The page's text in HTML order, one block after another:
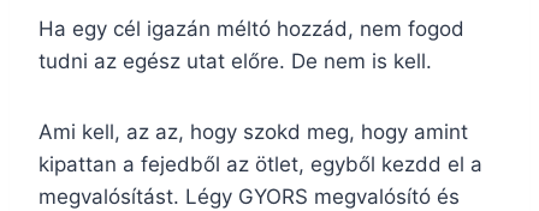
Ha egy cél igazán méltó hozzád, nem fogod
tudni az egész utat előre. De nem is kell.
Ami kell, az az, hogy szokd meg, hogy amint
kipattan a fejedből az ötlet, egyből kezdd el a
megvalósítást. Légy GYORS megvalósító és